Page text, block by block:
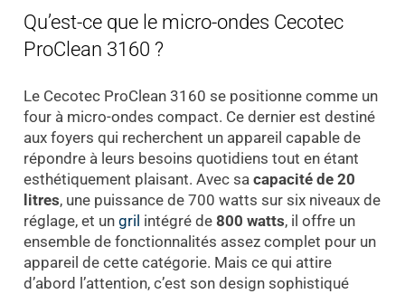
Qu’est-ce que le micro-ondes Cecotec
ProClean 3160 ?
Le Cecotec ProClean 3160 se positionne comme un
four à micro-ondes compact. Ce dernier est destiné
aux foyers qui recherchent un appareil capable de
répondre à leurs besoins quotidiens tout en étant
esthétiquement plaisant. Avec sa capacité de 20
litres, une puissance de 700 watts sur six niveaux de
réglage, et un gril intégré de 800 watts, il offre un
ensemble de fonctionnalités assez complet pour un
appareil de cette catégorie. Mais ce qui attire
d’abord l’attention, c’est son design sophistiqué